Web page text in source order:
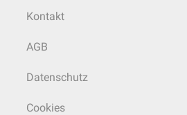
Kontakt
AGB
Datenschutz
Cookies